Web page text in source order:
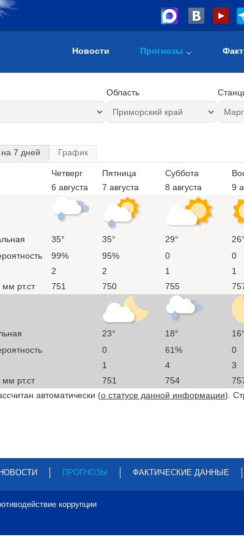
Новости Прогнозы
Область
7 дней График
Четверг
6 августа
Пятница
7 августа
Суббота
8 августа
9
35° 35° 29° 26°
99% 95% 0 0
2 2 1 1
рт.ст
751 750 755
23° 18° 16°
0 61% 0
1 4 3
рт.ст
751 754
автоматически (о статусе данной информации).
ПРОГНОЗЫ ФАКТИЧЕСКИЕ ДАННЫЕ
коррупции